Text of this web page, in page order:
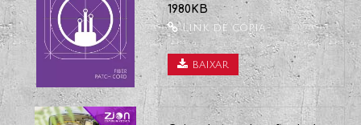
Link de cópia
baixar